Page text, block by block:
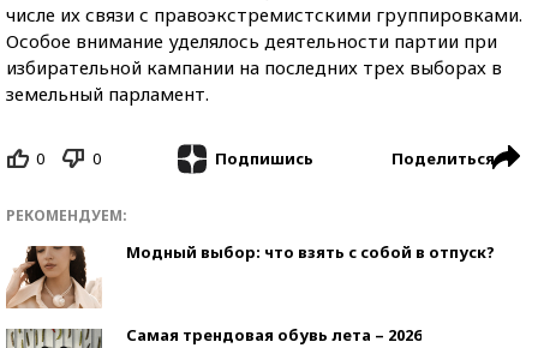
числе их связи с правоэкстремистскими группировками.
Особое внимание уделялось деятельности партии при
избирательной кампании на последних трех выборах в
земельный парламент.
0 0 Подпишись Поделиться
РЕКОМЕНДУЕМ:
Модный выбор: что взять с собой в отпуск?
Самая трендовая обувь лета – 2026